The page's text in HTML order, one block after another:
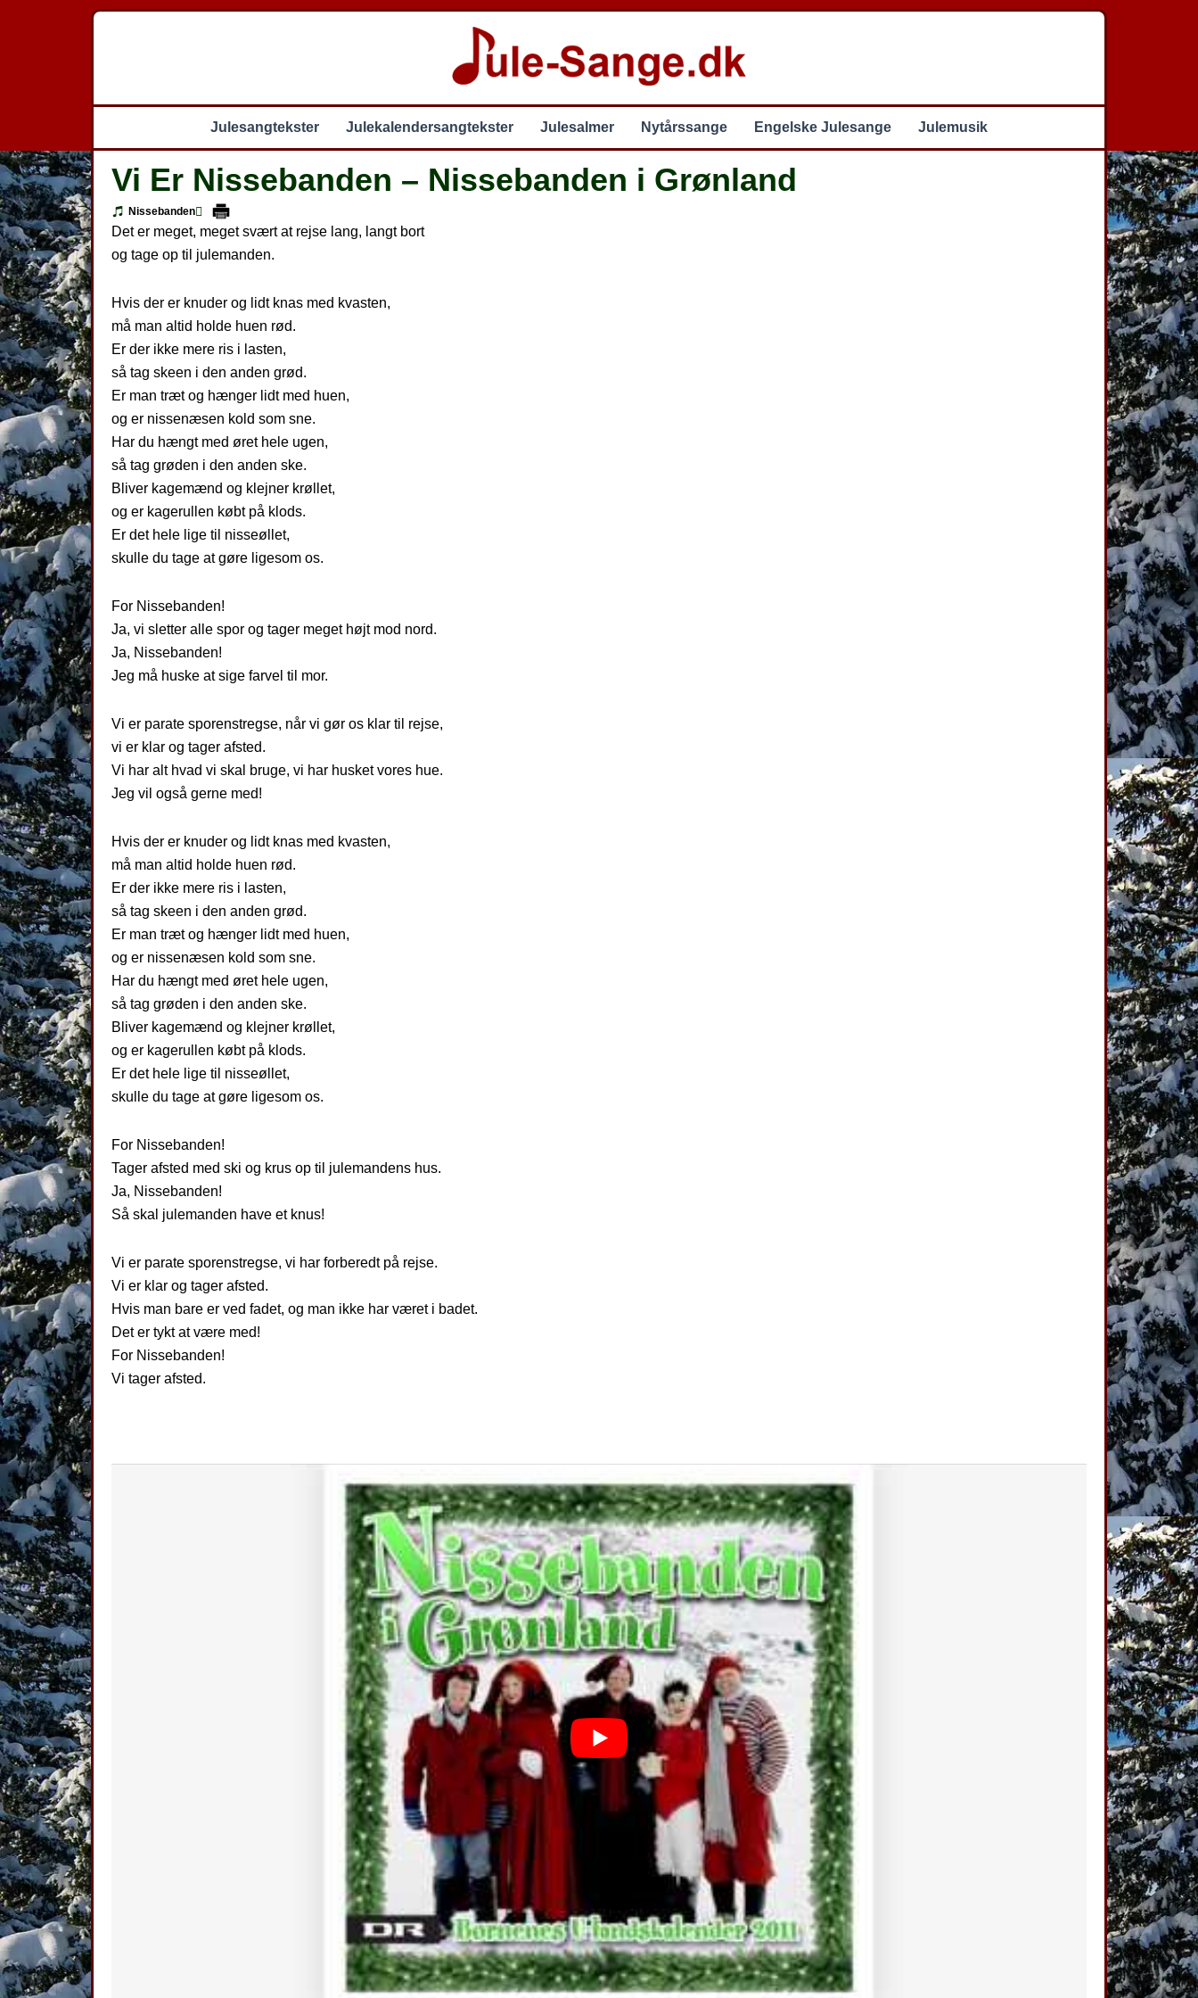
Julesangtekster Julekalendersangtekster Julesalmer Nytårssange Engelske Julesange Julemusik
Vi Er Nissebanden – Nissebanden i Grønland
Nissebanden
Det er meget, meget svært at rejse lang, langt bort
og tage op til julemanden.
Hvis der er knuder og lidt knas med kvasten,
må man altid holde huen rød.
Er der ikke mere ris i lasten,
så tag skeen i den anden grød.
Er man træt og hænger lidt med huen,
og er nissenæsen kold som sne.
Har du hængt med øret hele ugen,
så tag grøden i den anden ske.
Bliver kagemænd og klejner krøllet,
og er kagerullen købt på klods.
Er det hele lige til nisseøllet,
skulle du tage at gøre ligesom os.
For Nissebanden!
Ja, vi sletter alle spor og tager meget højt mod nord.
Ja, Nissebanden!
Jeg må huske at sige farvel til mor.
Vi er parate sporenstregse, når vi gør os klar til rejse,
vi er klar og tager afsted.
Vi har alt hvad vi skal bruge, vi har husket vores hue.
Jeg vil også gerne med!
Hvis der er knuder og lidt knas med kvasten,
må man altid holde huen rød.
Er der ikke mere ris i lasten,
så tag skeen i den anden grød.
Er man træt og hænger lidt med huen,
og er nissenæsen kold som sne.
Har du hængt med øret hele ugen,
så tag grøden i den anden ske.
Bliver kagemænd og klejner krøllet,
og er kagerullen købt på klods.
Er det hele lige til nisseøllet,
skulle du tage at gøre ligesom os.
For Nissebanden!
Tager afsted med ski og krus op til julemandens hus.
Ja, Nissebanden!
Så skal julemanden have et knus!
Vi er parate sporenstregse, vi har forberedt på rejse.
Vi er klar og tager afsted.
Hvis man bare er ved fadet, og man ikke har været i badet.
Det er tykt at være med!
For Nissebanden!
Vi tager afsted.